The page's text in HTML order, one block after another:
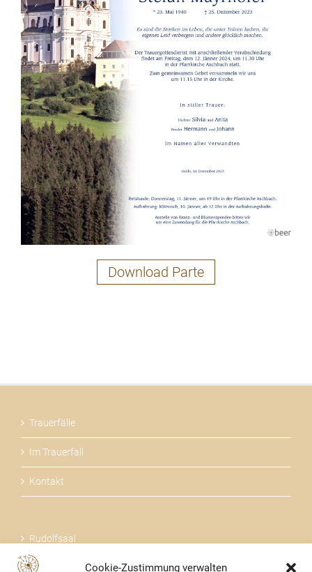
Cookie-Zustimmung verwalten
Download Parte
Trauerfälle
Im Trauerfall
Kontakt
Rudolfsaal
Über uns